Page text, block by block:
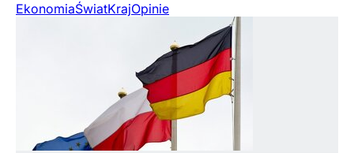
EkonomiaŚwiatKrajOpinie